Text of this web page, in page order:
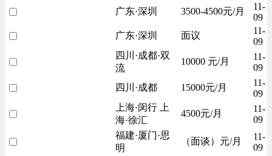
广东·深圳
3500-4500元/月
11-
09
广东·深圳
面议
11-
09
四川·成都·双
流
10000 元/月
11-
09
四川·成都
15000元/月
11-
09
上海·闵行 上
海·徐汇
4500元/月
11-
09
福建·厦门·思
明
（面谈）元/月
11-
09